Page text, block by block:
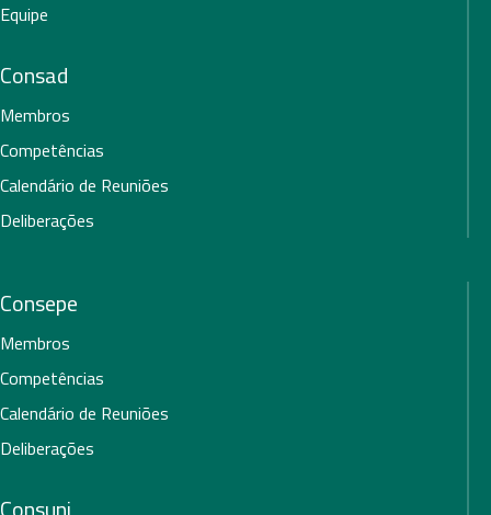
Equipe
Consad
Membros
Competências
Calendário de Reuniões
Deliberações
Consepe
Membros
Competências
Calendário de Reuniões
Deliberações